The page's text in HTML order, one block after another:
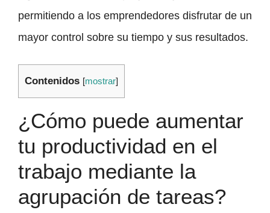
permitiendo a los emprendedores disfrutar de un
mayor control sobre su tiempo y sus resultados.
Contenidos [mostrar]
¿Cómo puede aumentar
tu productividad en el
trabajo mediante la
agrupación de tareas?